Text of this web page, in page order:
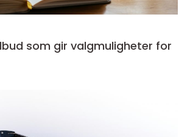
som gir valgmuligheter for